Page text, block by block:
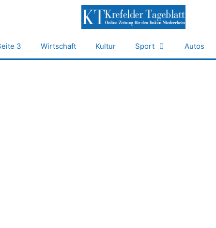
3 Wirtschaft Kultur Sport Autos